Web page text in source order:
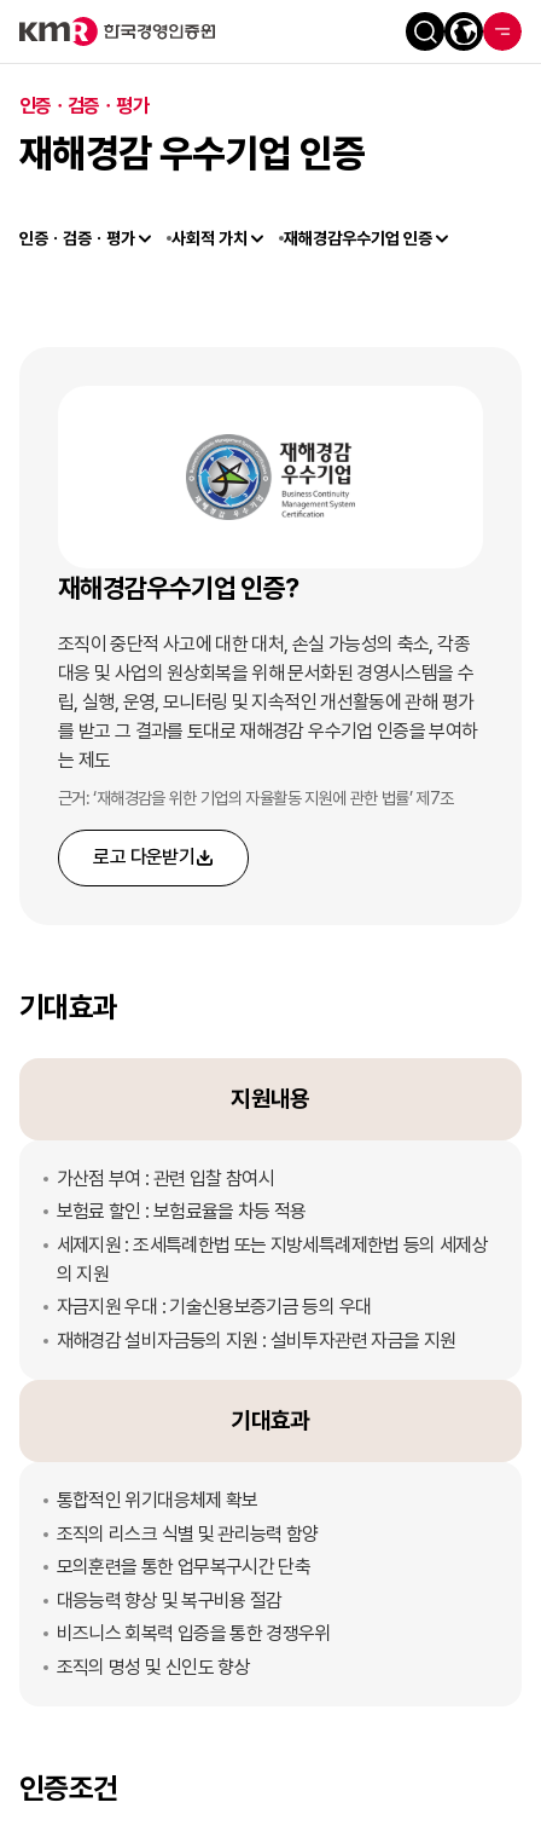
인증ㆍ검증ㆍ평가
재해경감 우수기업 인증
인증ㆍ검증ㆍ평가 사회적 가치 재해경감우수기업 인증
재해경감우수기업 인증?
조직이 중단적 사고에 대한 대처, 손실 가능성의 축소, 각종
대응 및 사업의 원상회복을 위해 문서화된 경영시스템을 수
립, 실행, 운영, 모니터링 및 지속적인 개선활동에 관해 평가
를 받고 그 결과를 토대로 재해경감 우수기업 인증을 부여하
는 제도
근거: ‘재해경감을 위한 기업의 자율활동 지원에 관한 법률’ 제7조
로고 다운받기
기대효과
지원내용
가산점 부여 : 관련 입찰 참여시
보험료 할인 : 보험료율을 차등 적용
세제지원 : 조세특례한법 또는 지방세특례제한법 등의 세제상
의 지원
자금지원 우대 : 기술신용보증기금 등의 우대
재해경감 설비자금등의 지원 : 설비투자관련 자금을 지원
기대효과
통합적인 위기대응체제 확보
조직의 리스크 식별 및 관리능력 함양
모의훈련을 통한 업무복구시간 단축
대응능력 향상 및 복구비용 절감
비즈니스 회복력 입증을 통한 경쟁우위
조직의 명성 및 신인도 향상
인증조건